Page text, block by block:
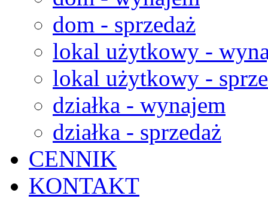
dom - sprzedaż
lokal użytkowy -
lokal użytkowy -
działka - wynajem
działka - sprzedaż
CENNIK
KONTAKT